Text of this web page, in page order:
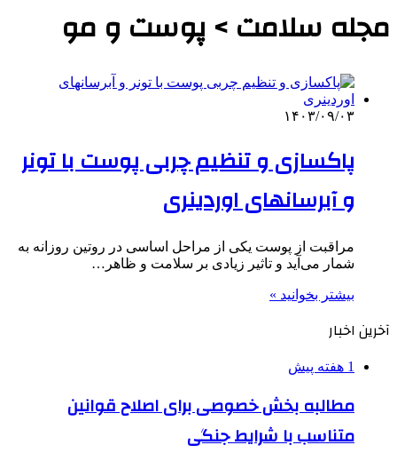
مجله سلامت > پوست و مو
۱۴۰۳/۰۹/۰۳
پاکسازی و تنظیم چربی پوست با تونر
و آبرسانهای اوردینری
مراقبت از پوست یکی از مراحل اساسی در روتین روزانه به
شمار می‌آید و تاثیر زیادی بر سلامت و ظاهر…
بیشتر بخوانید »
آخرین اخبار
1 هفته پیش
مطالبه بخش خصوصی برای اصلاح قوانین
متناسب با شرایط جنگی